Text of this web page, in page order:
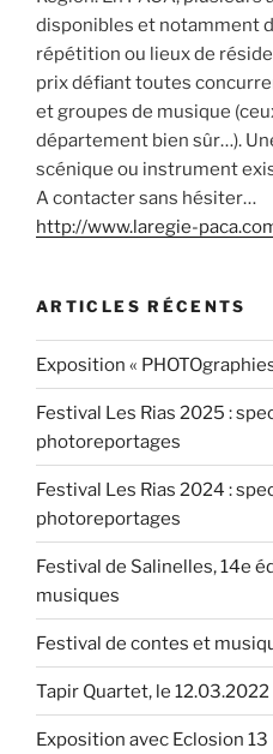
disponibles et notamment
répétition ou lieux de
prix défiant toutes
et groupes de musique
département bien sûr…).
scénique ou instrument
A contacter sans hésiter…
http://www.laregie-
ARTICLES RÉCENTS
Exposition «
Festival Les Rias 2025 :
photoreportages
Festival Les Rias 2024 :
photoreportages
Festival de Salinelles, 14e
musiques
Festival de contes et
Tapir Quartet, le 12.03.2022
Exposition avec Eclosion 13